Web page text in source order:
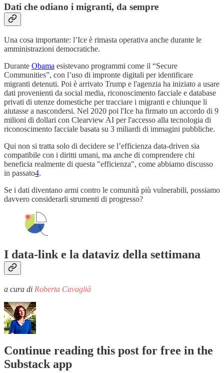
Dati che odiano i migranti, da sempre
Una cosa importante: l’Ice è rimasta operativa anche durante le
amministrazioni democratiche.
Durante Obama esistevano programmi come il “Secure
Communities”, con l’uso di impronte digitali per identificare
migranti detenuti. Poi è arrivato Trump e l'agenzia ha iniziato a usare
dati provenienti da social media, riconoscimento facciale e database
privati di utenze domestiche per tracciare i migranti e chiunque li
aiutasse a nascondersi. Nel 2020 poi l'Ice ha firmato un accordo di 9
milioni di dollari con Clearview AI per l'accesso alla tecnologia di
riconoscimento facciale basata su 3 miliardi di immagini pubbliche.
Qui non si tratta solo di decidere se l’efficienza data-driven sia
compatibile con i diritti umani, ma anche di comprendere chi
beneficia realmente di questa "efficienza", come abbiamo discusso
in passato4.
Se i dati diventano armi contro le comunità più vulnerabili, possiamo
davvero considerarli strumenti di progresso?
I data-link e la dataviz della settimana
a cura di Roberta Cavaglià
Continue reading this post for free in the
Substack app